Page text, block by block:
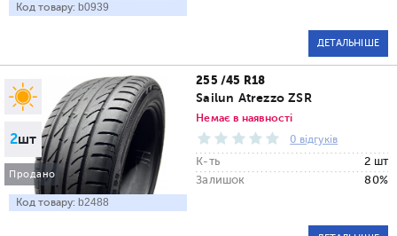
Код товару: b0939
ДЕТАЛЬНІШЕ
2шт
Продано
Код товару: b2488
255 /45 R18
Sailun Atrezzo ZSR
Немає в наявності
0 відгуків
К-ть
2 шт
Залишок
80%